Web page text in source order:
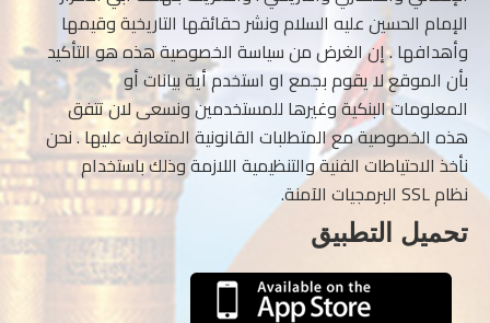
الإمام الحسين عليه السلام ونشر حقائقها التاريخية وقيمها
وأهدافها . إن الغرض من سياسة الخصوصية هذه هو التأكيد
بأن الموقع لا يقوم بجمع او استخدم أية بيانات أو
المعلومات البنكية وغيرها للمستخدمين ونسعى لان تتفق
هذه الخصوصية مع المتطلبات القانونية المتعارف عليها . نحن
نأخذ الاحتياطات الفنية والتنظيمية اللازمة وذلك باستخدام
نظام SSL البرمجيات الآمنة.
تحميل التطبيق